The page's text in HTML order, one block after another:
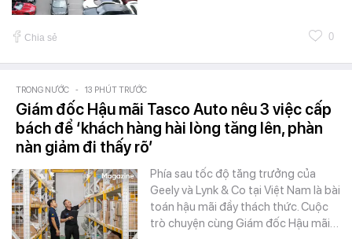
Chia sẻ 0
TRONG NƯỚC - 13 PHÚT TRƯỚC
Giám đốc Hậu mãi Tasco Auto nêu 3 việc cấp
bách để ‘khách hàng hài lòng tăng lên, phàn
nàn giảm đi thấy rõ’
Phía sau tốc độ tăng trưởng của
Geely và Lynk & Co tại Việt Nam là bài
toán hậu mãi đầy thách thức. Cuộc
trò chuyện cùng Giám đốc Hậu mãi…